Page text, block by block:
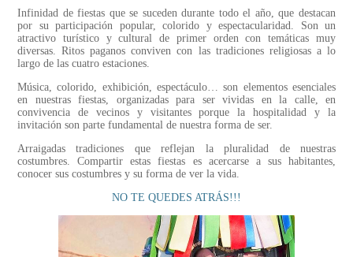
Infinidad de fiestas que se suceden durante todo el año, que destacan
por su participación popular, colorido y espectacularidad. Son un
atractivo turístico y cultural de primer orden con temáticas muy
diversas. Ritos paganos conviven con las tradiciones religiosas a lo
largo de las cuatro estaciones.
Música, colorido, exhibición, espectáculo… son elementos esenciales
en nuestras fiestas, organizadas para ser vividas en la calle, en
convivencia de vecinos y visitantes porque la hospitalidad y la
invitación son parte fundamental de nuestra forma de ser.
Arraigadas tradiciones que reflejan la pluralidad de nuestras
costumbres. Compartir estas fiestas es acercarse a sus habitantes,
conocer sus costumbres y su forma de ver la vida.
NO TE QUEDES ATRÁS!!!